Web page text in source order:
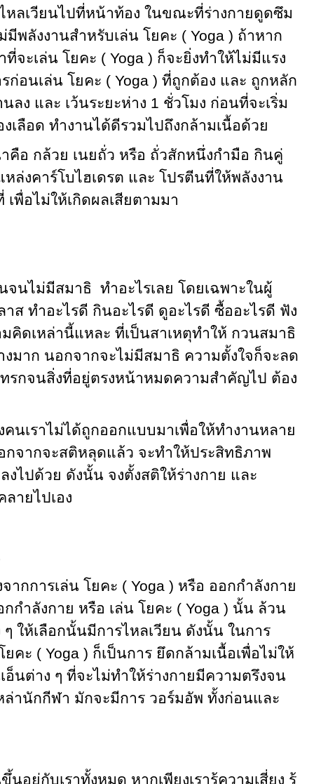
ไหลเวียนไปที่หน้าท้อง ในขณะที่ร่างกายดูดซึม
พลังงานสำหรับเล่น โยคะ ( Yoga ) ถ้าหาก
จะเล่น โยคะ ( Yoga ) ก็จะยิ่งทำให้ไม่มีแรง
อนเล่น โยคะ ( Yoga ) ที่ถูกต้อง และ ถูกหลัก
ง และ เว้นระยะห่าง 1 ชั่วโมง ก่อนที่จะเริ่ม
เลือด ทำงานได้ดีรวมไปถึงกล้ามเนื้อด้วย
อ กล้วย เนยถั่ว หรือ ถั่วสักหนึ่งกำมือ กินคู่
ล่งคาร์โบไฮเดรต และ โปรตีนที่ให้พลังงาน
พื่อไม่ให้เกิดผลเสียตามมา
นไม่มีสมาธิ ทำอะไรเลย โดยเฉพาะในผู้
ส ทำอะไรดี กินอะไรดี ดูอะไรดี ซื้ออะไรดี ฟัง
มคิดเหล่านี้แหละ ที่เป็นสาเหตุทำให้ กวนสมาธิ
งมาก นอกจากจะไม่มีสมาธิ ความตั้งใจก็จะลด
ทรกจนสิ่งที่อยู่ตรงหน้าหมดความสำคัญไป ต้อง
เราไม่ได้ถูกออกแบบมาเพื่อให้ทำงานหลาย
กจากจะสติหลุดแล้ว จะทำให้ประสิทธิภาพ
ไปด้วย ดังนั้น จงตั้งสติให้ร่างกาย และ
ายไปเอง
กการเล่น โยคะ ( Yoga ) หรือ ออกกำลังกาย
กำลังกาย หรือ เล่น โยคะ ( Yoga ) นั้น ล้วน
ให้เลือกนั้นมีการไหลเวียน ดังนั้น ในการ
คะ ( Yoga ) ก็เป็นการ ยึดกล้ามเนื้อเพื่อไม่ให้
นต่าง ๆ ที่จะไม่ทำให้ร่างกายมีความตรึงจน
ล่านักกีฬา มักจะมีการ วอร์มอัพ ทั้งก่อนและ
อยู่กับเราทั้งหมด หากเพียงเรารู้ความเสี่ยง รู้